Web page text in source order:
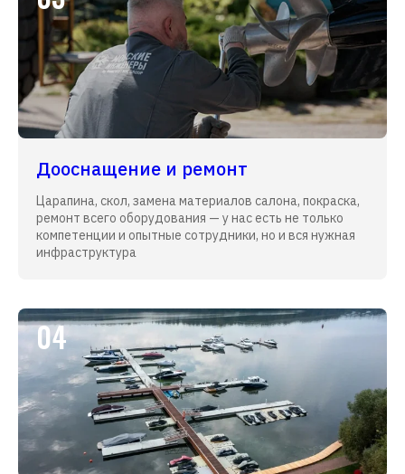
Дооснащение и ремонт
Царапина, скол, замена материалов салона, покраска,
ремонт всего оборудования — у нас есть не только
компетенции и опытные сотрудники, но и вся нужная
инфраструктура
04